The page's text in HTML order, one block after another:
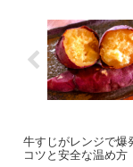
牛すじがレンジで爆
コツと安全な温め方